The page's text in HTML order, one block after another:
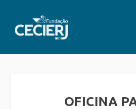
OFICINA